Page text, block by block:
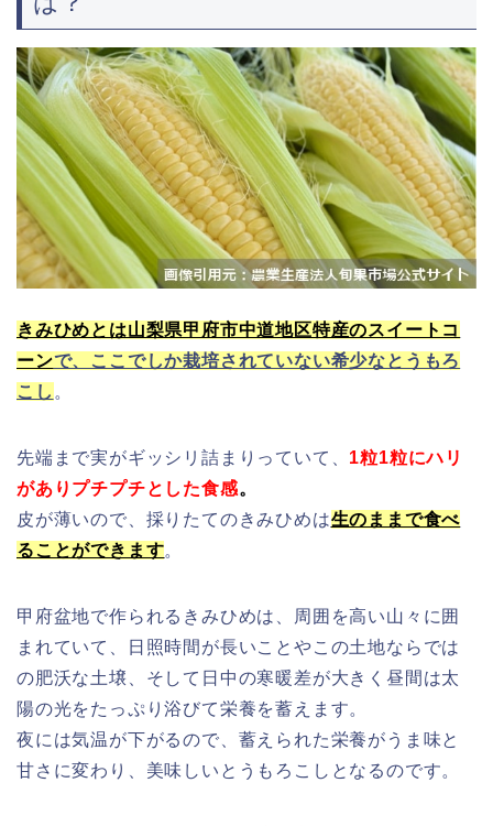
きみひめとは山梨県甲府市中道地区特産のスイートコ
ーンで、ここでしか栽培されていない希少なとうもろ
こし 。
先端まで実がギッシリ詰まりっていて、 1粒1粒にハリ
がありプチプチとした食感。
皮が薄いので、採りたてのきみひめは生のままで食べ
ることができます。
甲府盆地で作られるきみひめは、周囲を高い山々に囲
まれていて、日照時間が長いことやこの土地ならでは
の肥沃な土壌、そして日中の寒暖差が大きく昼間は太
陽の光をたっぷり浴びて栄養を蓄えます。
夜には気温が下がるので、蓄えられた栄養がうま味と
甘さに変わり、美味しいとうもろこしとなるのです。